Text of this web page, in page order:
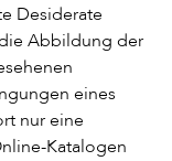
Desiderate
Abbildung der
eines
nur eine
Katalogen